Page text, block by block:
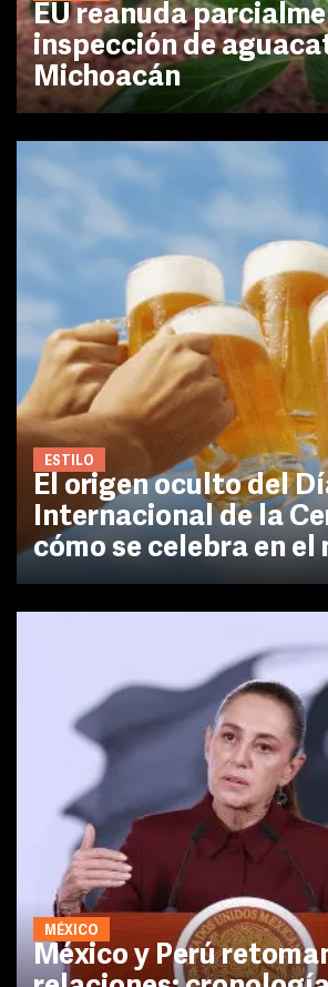
EU reanuda
inspección de
Michoacán
ESTILO
El origen oculto del
Internacional de la
cómo se celebra en el
MÉXICO
México y Perú